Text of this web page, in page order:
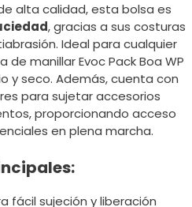
alta calidad, esta bolsa es
, gracias a sus costuras
Ideal para cualquier
de manillar Evoc Pack Boa WP
y seco. Además, cuenta con
para sujetar accesorios
proporcionando acceso
en plena marcha.
fácil sujeción y liberación